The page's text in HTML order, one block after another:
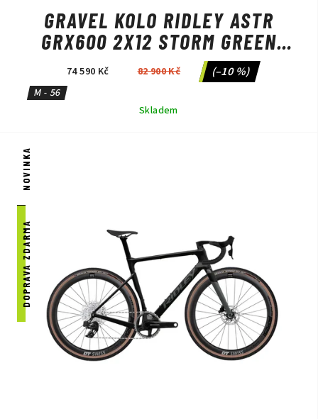
GRAVEL KOLO RIDLEY ASTR
GRX600 2X12 STORM GREEN
METALLIC/LIME GREEN
74 590 Kč 82 900 Kč (–10 %)
M - 56
Skladem
NOVINKA
DOPRAVA ZDARMA